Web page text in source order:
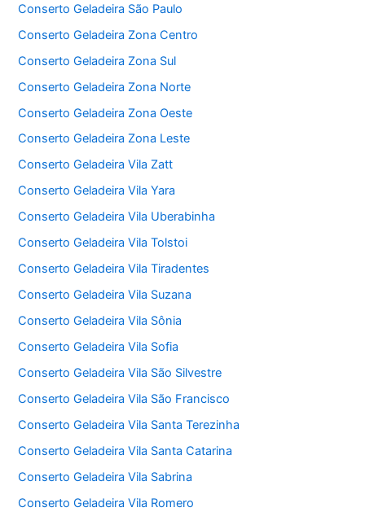
Conserto Geladeira São Paulo
Conserto Geladeira Zona Centro
Conserto Geladeira Zona Sul
Conserto Geladeira Zona Norte
Conserto Geladeira Zona Oeste
Conserto Geladeira Zona Leste
Conserto Geladeira Vila Zatt
Conserto Geladeira Vila Yara
Conserto Geladeira Vila Uberabinha
Conserto Geladeira Vila Tolstoi
Conserto Geladeira Vila Tiradentes
Conserto Geladeira Vila Suzana
Conserto Geladeira Vila Sônia
Conserto Geladeira Vila Sofia
Conserto Geladeira Vila São Silvestre
Conserto Geladeira Vila São Francisco
Conserto Geladeira Vila Santa Terezinha
Conserto Geladeira Vila Santa Catarina
Conserto Geladeira Vila Sabrina
Conserto Geladeira Vila Romero